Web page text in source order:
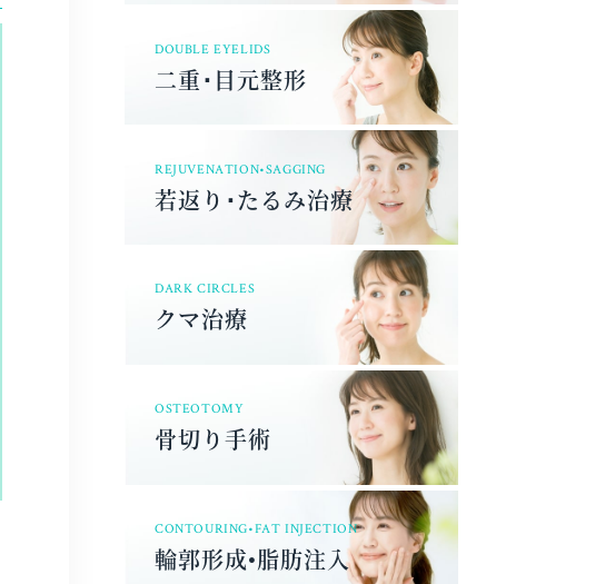
DOUBLE EYELIDS
二重･目元整形
REJUVENATION•SAGGING
若返り･たるみ治療
DARK CIRCLES
クマ治療
OSTEOTOMY
骨切り手術
CONTOURING•FAT INJECTION
輪郭形成•脂肪注入